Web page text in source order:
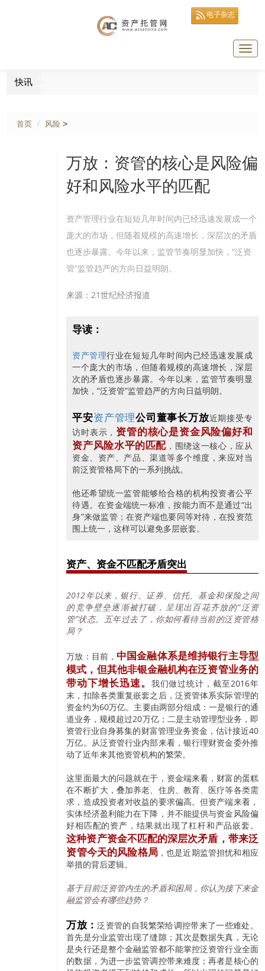
电子杂志
快讯
首页 风险 >
万放：资管的核心是风险偏
好和风险水平的匹配
资产管理行业在短短几年时间内已经迅速发展成一个
庞大的市场，但随着规模的高速增长，深层次的矛盾
也逐步暴露。今年以来，监管节奏明显加快，“泛资
管”监管趋严的方向日益明朗。
来源：21世纪经济报道
导读：
资产管理行业在短短几年时间内已经迅速发展成
一个庞大的市场，但随着规模的高速增长，深层
次的矛盾也逐步暴露。今年以来，监管节奏明显
加快，“泛资管”监管趋严的方向日益明朗。
平安资产管理公司董事长万放近期接受专
访时表示， 资管的核心是资金风险偏好和
资产风险水平的匹配 ，围绕这一核心，应从
资金、资产、产品、渠道等多个维度，来应对当
前泛资管格局下的一系列挑战。
他还希望统一监管能够给合格的机构投资者公平
待遇。在资金端统一标准，按能力而不是通过“出
身”来做监管；在资产端也要同等对待，在投资范
围上统一，这样可以避免多层嵌套。
资产、资金不匹配矛盾突出
2012年以来，银行、证券、信托、基金和保险之间
的竞争壁垒逐渐被打破，呈现出百花齐放的“泛资
管”状态。五年过去了，你如何看待当前的泛资管格
局？
万放：目前， 中国金融体系是维持银行主导型
模式，但其他非银金融机构在泛资管业务的
带动下增长迅速。 我们做过统计，截至2016年
末，扣除各类重复嵌套之后，泛资管体系实际管理的
资金约为60万亿。主要由两部分组成：一是银行的通
道业务，规模超过20万亿；二是主动管理型业务，即
资管行业自身募集的财富管理业务资金，估计接近40
万亿。从泛资管行业内部来看，银行理财资金委外推
动了近年来其他资管机构的繁荣。
这里面最大的问题就在于，资金端来看，财富的蛋糕
在不断扩大，叠加养老、住房、教育、医疗等各类需
求，造成投资者对收益的要求偏高。但资产端来看，
实体经济盈利能力在下降，并不能提供与资金风险偏
好相匹配的资产，结果就出现了杠杆和产品嵌套。
这种资产资金不匹配的深层次矛盾，带来泛
资管今天的风险格局，也是近期监管担忧和相应
举措的背后逻辑。
基于目前泛资管内生的矛盾和困局，你认为接下来金
融监管会有哪些趋势？
万放：泛资管的自我繁荣给调控带来了一些难处。
首先是分业监管出现了缝隙；其次是数据失真，无论
是央行还是整个金融监管都不能掌控泛资管行业全面
的数据，为进一步监管调控带来难度；再者是核心的